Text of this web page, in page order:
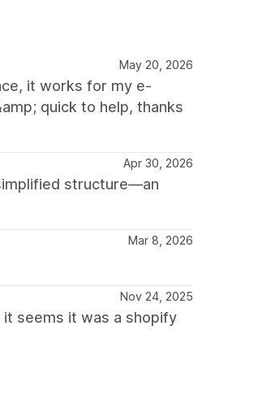
May 20, 2026
it works for my e-
quick to help, thanks
Apr 30, 2026
structure—an
Mar 8, 2026
Nov 24, 2025
seems it was a shopify